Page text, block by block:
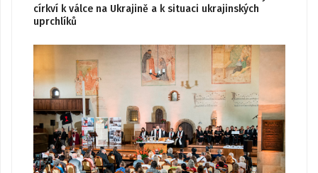
církví k válce na Ukrajině a k situaci ukrajinských
uprchlíků